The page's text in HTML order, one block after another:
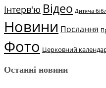
Інтерв'ю Відео Дитяча
Новини Послання
Фото Церковний
Останні новини